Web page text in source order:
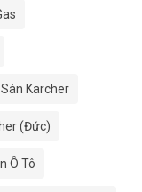
Karcher
(Đức)
Ô Tô